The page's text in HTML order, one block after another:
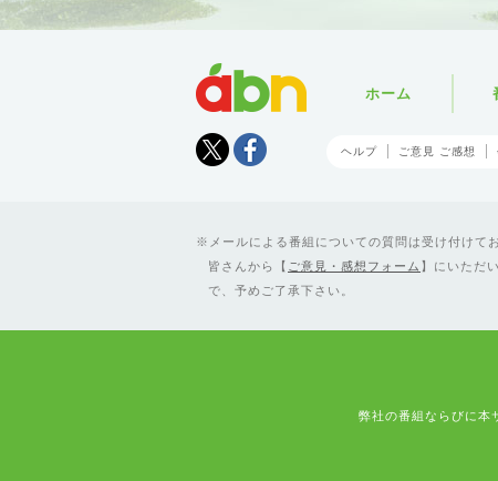
Tweet
ホーム
ヘルプ ご意見 ご感想
メールによる番組についての質問は受け付け
皆さんから【 ご意見・感想フォーム 】にいただ
で、予めご了承下さい。
弊社の番組ならびに本